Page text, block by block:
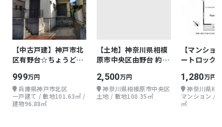
【中古戸建】神戸市北
区有野台☆ちょうどよ
999万円
兵庫県神戸市北区
一戸建て / 敷地101.63㎡ /
建物96.88㎡
【土地】神奈川県相模
原市中央区由野台 約
2,500万円
神奈川県相模原市中央区
土地 / 敷地100.35㎡
【マンショ
ートロック
1,280万円
神奈川県相
マンション /
㎡